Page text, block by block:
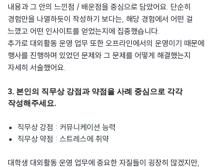
내용과 그 안의 느낀점 / 배운점을 중심으로 담았어요. 단순히
경험만을 나열하듯이 작성하기 보다는, 해당 경험에서 어떤 걸
느꼈고 어떤 인사이트를 얻었는지에 집중했습니다.
추가로 대외활동 운영 업무 또한 오프라인에서의 운영이기 때문에
행사를 진행하며 있었던 문제와 그 문제를 어떻게 해결했는지
자세히 서술했어요.
3. 본인의 직무상 강점과 약점을 사례 중심으로 각각
작성해주세요.
직무상 강점 : 커뮤니케이션 능력
직무상 약점 : 스트레스에 취약
대학생 대외활동 운영 업무에 중요한 자질들이 굉장히 많겠지만,